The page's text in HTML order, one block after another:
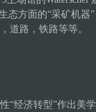
态方面的“采矿机器
道路，铁路等等。
“经济转型”作出美